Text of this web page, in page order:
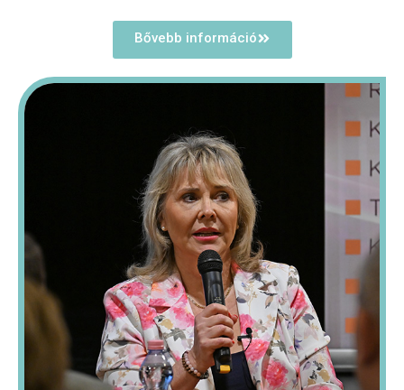
Bővebb információ